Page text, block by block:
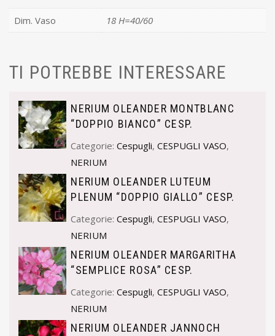
Dim. Vaso 18 H=40/60
TI POTREBBE INTERESSARE
NERIUM OLEANDER MONTBLANC
“DOPPIO BIANCO” CESP.
Categorie:Cespugli,CESPUGLI VASO,
NERIUM
NERIUM OLEANDER LUTEUM
PLENUM “DOPPIO GIALLO” CESP.
Categorie:Cespugli,CESPUGLI VASO,
NERIUM
NERIUM OLEANDER MARGARITHA
“SEMPLICE ROSA” CESP.
Categorie:Cespugli,CESPUGLI VASO,
NERIUM
NERIUM OLEANDER JANNOCH